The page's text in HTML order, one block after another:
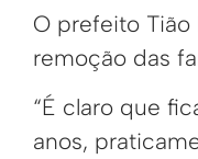
O prefeito
remoção das
“É claro que
anos,